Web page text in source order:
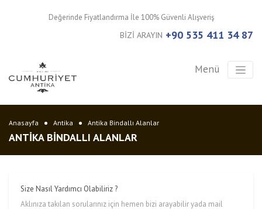
Değerinde Fiyatlandırma İle 100% Güvenli Alışveriş
BİZİ ARAYIN +90 535 411 34 87
Menü
Anasayfa Antika Antika Bindallı Alanlar
ANTIKA BINDALLI ALANLAR
Size Nasıl Yardımcı Olabiliriz ?
Aklınıza takılan sorularınız için hemen bizi arayabilir yada mail